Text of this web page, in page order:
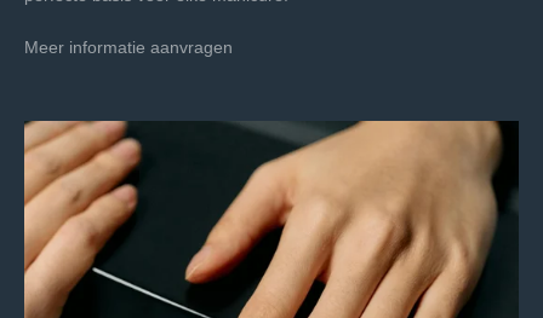
Meer informatie aanvragen